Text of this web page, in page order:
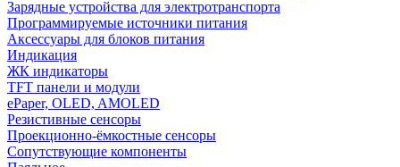
Зарядные устройства для электротранспорта
Программируемые источники питания
Аксессуары для блоков питания
Индикация
ЖК индикаторы
TFT панели и модули
ePaper, OLED, AMOLED
Резистивные сенсоры
Проекционно-ёмкостные сенсоры
Сопутствующие компоненты